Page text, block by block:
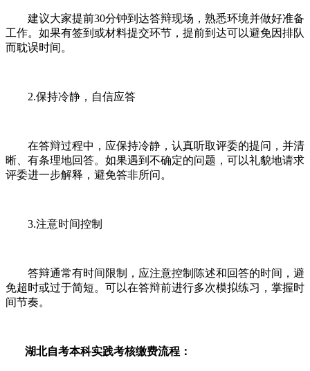
建议大家提前30分钟到达答辩现场，熟悉环境并做好准备
工作。如果有签到或材料提交环节，提前到达可以避免因排队
而耽误时间。
2.保持冷静，自信应答
在答辩过程中，应保持冷静，认真听取评委的提问，并清
晰、有条理地回答。如果遇到不确定的问题，可以礼貌地请求
评委进一步解释，避免答非所问。
3.注意时间控制
答辩通常有时间限制，应注意控制陈述和回答的时间，避
免超时或过于简短。可以在答辩前进行多次模拟练习，掌握时
间节奏。
湖北自考本科实践考核缴费流程：